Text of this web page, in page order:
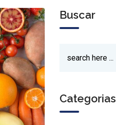
Buscar
Categorias